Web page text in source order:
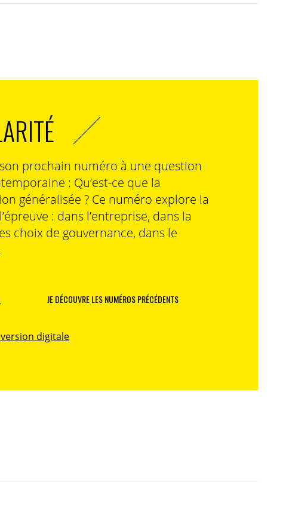
son prochain numéro à une question
: Qu’est-ce que la
généralisée ? Ce numéro explore la
: dans l’entreprise, dans la
choix de gouvernance, dans le
JE DÉCOUVRE LES NUMÉROS PRÉCÉDENTS
digitale